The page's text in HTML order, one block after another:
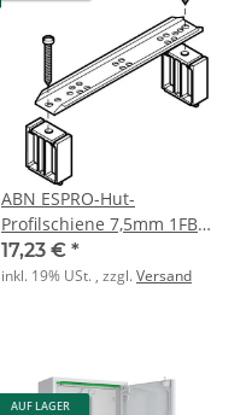
ABN ESPRO-Hut-
Profilschiene 7,5mm 1FB
f:Zähler/Verteilerfeld PK=1St
17,23 € *
inkl. 19% USt. , zzgl.Versand
AUF LAGER